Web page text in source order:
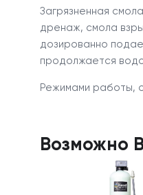
Загрязненная
дренаж, смола
дозированно
продолжается
Режимами работы,
Возможно